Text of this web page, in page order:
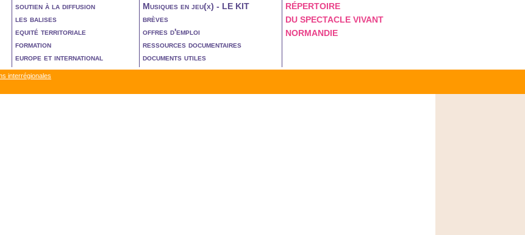
soutien à la diffusion
les balises
equité territoriale
formation
europe et international
Musiques en jeu(x) - LE KIT
brèves
offres d'emploi
ressources documentaires
documents utiles
RÉPERTOIRE
DU SPECTACLE VIVANT
NORMANDIE
interrégionales